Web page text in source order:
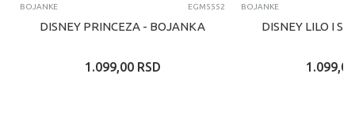
BOJANKE EGM5552
DISNEY PRINCEZA - BOJANKA
1.099,00 RSD
BOJANKE
DISNEY LILO I
1.099,00